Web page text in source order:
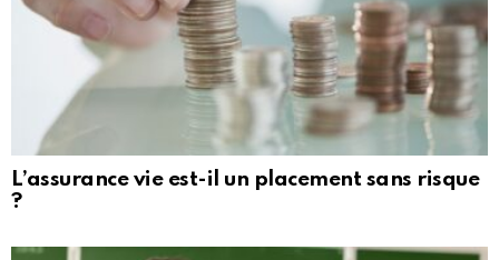
L’assurance vie est-il un placement sans risque
?